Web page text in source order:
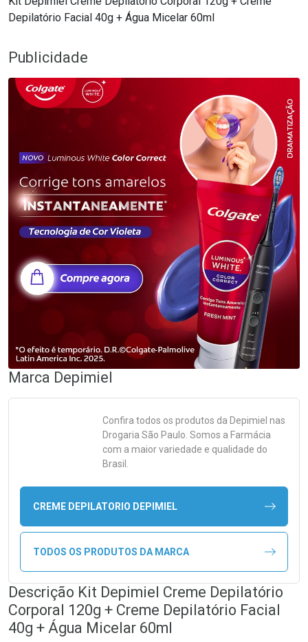
Depilatório Facial 40g + Água Micelar 60ml
Publicidade
Marca Depimiel
Confira todos os produtos da Depimiel nas
Drogaria São Paulo. Somos a Farmácia
com a maior variedade e qualidade do
Brasil.
CREME DEPILATORIO DEPIMIEL
TODOS OS PRODUTOS DA MARCA
Descrição Kit Depimiel Creme Depilatório
Corporal 120g + Creme Depilatório Facial
40g + Água Micelar 60ml